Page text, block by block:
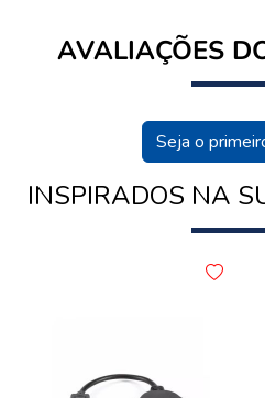
AVALIAÇÕES
Seja o
INSPIRADOS NA